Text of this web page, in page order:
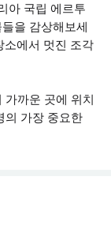
아 국립 에르투
을 감상해보세
소에서 멋진 조각
가까운 곳에 위치
의 가장 중요한